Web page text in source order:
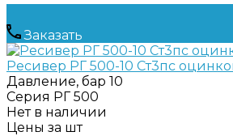
Заказать
Ресивер РГ 500-10 Ст3пс
Давление, бар 10
Серия РГ 500
Нет в наличии
Цены за шт